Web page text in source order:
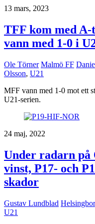
13 mars, 2023
TFF kom med
vann med 1-0 i
Ole Törner Malmö FF
Olsson, U21
MFF vann med 1-0 mot ett
U21-serien.
24 maj, 2022
Under radarn
vinst, P17- och
skador
Gustav Lundblad
U21